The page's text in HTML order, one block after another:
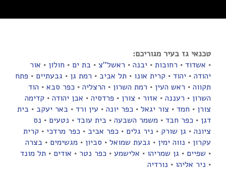
טכנאי גז בעיר מגוריכם:
• אשדוד • רחובות • יבנה • ראשל''צ • בת ים • חולון • אור
יהודה • יהוד • קרית אונו • תל אביב • רמת גן • גבעתיים • פתח
תקווה • ראש העין • רמת השרון • הרצליה • כפר סבא • הוד
השרון • רעננה • אזור • צורן • פרדסיה • אבן יהודה • קדימה
צורן • חמד • צור יגאל • כפר יונה • עין ורד • באר יעקב • בית
דגן • כפר חבד • משמר השבעה • בית עובד • נטעים • נס
ציונה • גן שורק • ניר גלים • כפר אביב • כפר מרדכי • קרית
עקרון • נווה ימין • גבעת שמואל • סביון • מגשימים • בצרה
• שפיים • גן שמריהו • אלישמע • כפר נטר • אודים • תל מונד
• ניר אליהו • נורדיה